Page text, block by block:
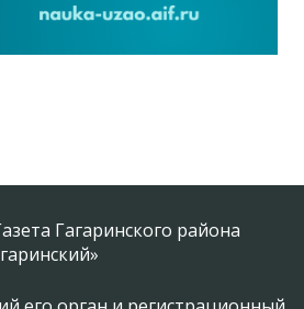
Гагаринского района